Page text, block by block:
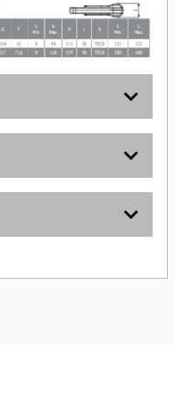
kullanarak tarafımıza